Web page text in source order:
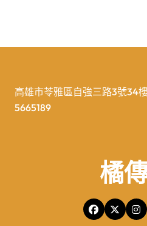
高雄市苓雅區自強三路3號34
5665189
橘